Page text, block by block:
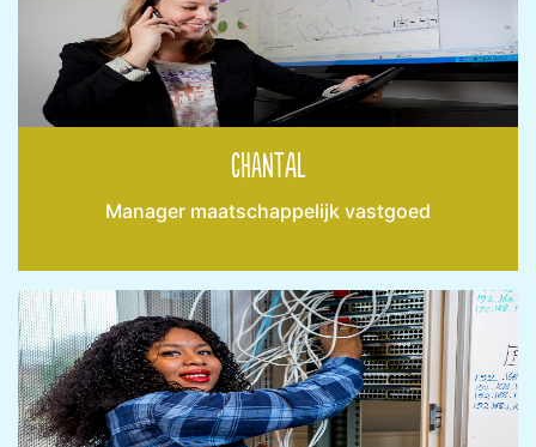
Chantal
Manager maatschappelijk vastgoed